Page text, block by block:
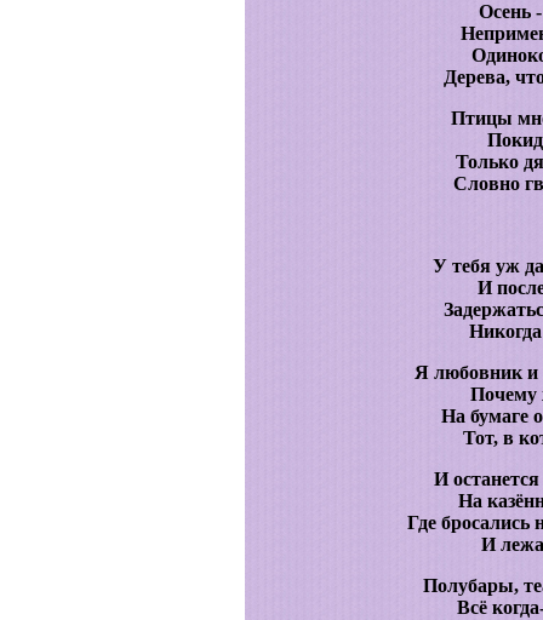
Осень
Дерева,
Птицы
Только
Словно
У тебя уж
И
Я любовник и
Почему
На бумаге
Тот, в
И
На
Где бросались
И
Полубары,
Всё